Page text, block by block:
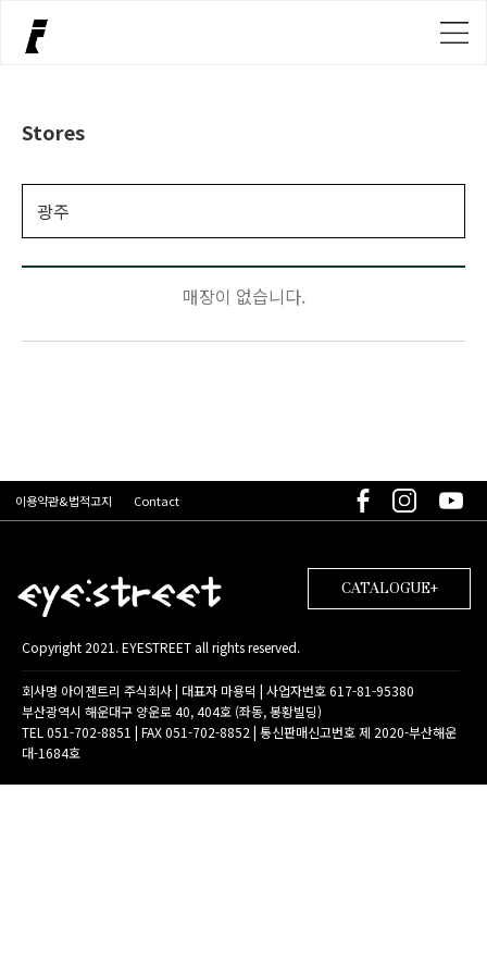
Stores
매장이 없습니다.
이용약관&법적고지 Contact
CATALOGUE+
Copyright 2021. EYESTREET all rights reserved.
회사명 아이젠트리 주식회사 | 대표자 마용덕 | 사업자번호 617-81-95380
부산광역시 해운대구 양운로 40, 404호 (좌동, 봉황빌딩)
TEL 051-702-8851 | FAX 051-702-8852 | 통신판매신고번호 제 2020-부산해운
대-1684호